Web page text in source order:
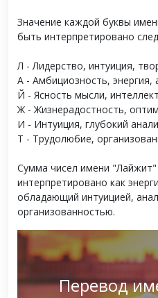
Значение каждой буквы
быть интерпретировано
Л - Лидерство, интуиция,
А - Амбициозность, энергия,
Й - Ясность мысли,
Ж - Жизнерадостность,
И - Интуиция, глубокий
Т - Трудолюбие,
Сумма чисел имени
интерпретировано как
обладающий интуицией,
организованностью.
Перевод